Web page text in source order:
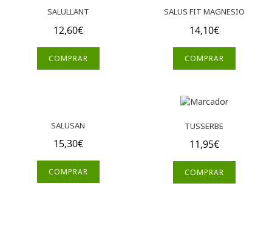
SALULLANT
12,60€
COMPRAR
SALUS FIT MAGNESIO
14,10€
COMPRAR
SALUSAN
15,30€
COMPRAR
TUSSERBE
11,95€
COMPRAR